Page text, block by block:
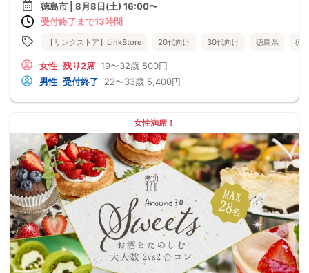
徳島市 | 8月8日(土) 16:00〜
受付終了まで13時間
【リンクストア】LinkStore 20代向け 30代向け 徳島県 徳
女性 残り2席 19〜32歳 500円
男性 受付終了 22〜33歳 5,400円
女性満席！